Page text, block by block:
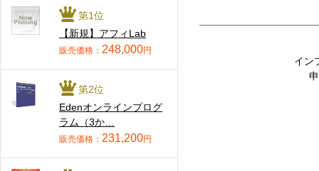
イン
第1位
【新規】アフィLab
販売価格： 248,000円
第2位
Edenオンラインプログ
ラム（3か…
販売価格： 231,200円